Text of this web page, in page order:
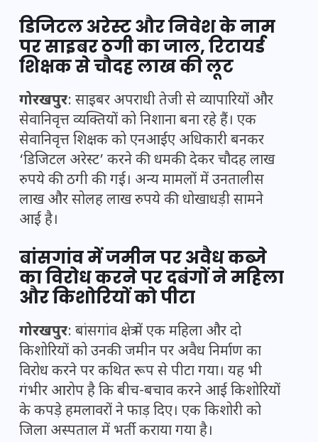
डिजिटल अरेस्ट और निवेश के नाम
पर साइबर ठगी का जाल, रिटायर्ड
शिक्षक से चौदह लाख की लूट
गोरखपुर: साइबर अपराधी तेजी से व्यापारियों और
सेवानिवृत्त व्यक्तियों को निशाना बना रहे हैं। एक
सेवानिवृत्त शिक्षक को एनआईए अधिकारी बनकर
‘डिजिटल अरेस्ट’ करने की धमकी देकर चौदह लाख
रुपये की ठगी की गई। अन्य मामलों में उनतालीस
लाख और सोलह लाख रुपये की धोखाधड़ी सामने
आई है।
बांसगांव में जमीन पर अवैध कब्जे
का विरोध करने पर दबंगों ने महिला
और किशोरियों को पीटा
गोरखपुर: बांसगांव क्षेत्र में एक महिला और दो
किशोरियों को उनकी जमीन पर अवैध निर्माण का
विरोध करने पर कथित रूप से पीटा गया। यह भी
गंभीर आरोप है कि बीच-बचाव करने आई किशोरियों
के कपड़े हमलावरों ने फाड़ दिए। एक किशोरी को
जिला अस्पताल में भर्ती कराया गया है।